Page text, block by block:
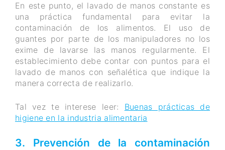
En este punto, el lavado de manos constante es
una práctica fundamental para evitar la
contaminación de los alimentos. El uso de
guantes por parte de los manipuladores no los
exime de lavarse las manos regularmente. El
establecimiento debe contar con puntos para el
lavado de manos con señalética que indique la
manera correcta de realizarlo.
Tal vez te interese leer: Buenas prácticas de
higiene en la industria alimentaria
3. Prevención de la contaminación